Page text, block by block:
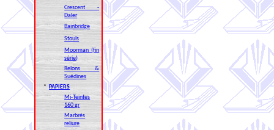
Crescent -
Daler
Bainbridge
Stouls
Moorman (fin
série)
Relons &
Suédines
* PAPIERS
Mi-Teintes
160 gr
Marbrés
reliure